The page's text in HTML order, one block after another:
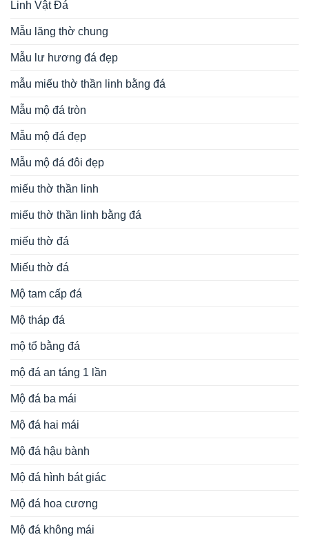
Linh Vật Đá
Mẫu lăng thờ chung
Mẫu lư hương đá đẹp
mẫu miếu thờ thần linh bằng đá
Mẫu mộ đá tròn
Mẫu mộ đá đẹp
Mẫu mộ đá đôi đẹp
miếu thờ thần linh
miếu thờ thần linh bằng đá
miếu thờ đá
Miếu thờ đá
Mộ tam cấp đá
Mộ tháp đá
mộ tổ bằng đá
mộ đá an táng 1 lần
Mộ đá ba mái
Mộ đá hai mái
Mộ đá hậu bành
Mộ đá hình bát giác
Mộ đá hoa cương
Mộ đá không mái